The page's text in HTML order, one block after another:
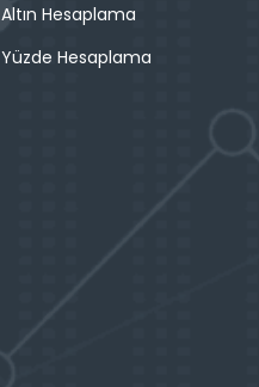
Altın Hesaplama
Yüzde Hesaplama